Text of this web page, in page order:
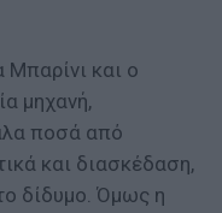
Μπαρίνι και ο
μηχανή,
ποσά από
και διασκέδαση,
δίδυμο. Όμως η